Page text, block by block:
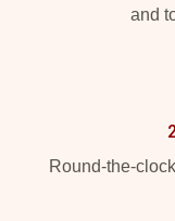
and
Round-the-